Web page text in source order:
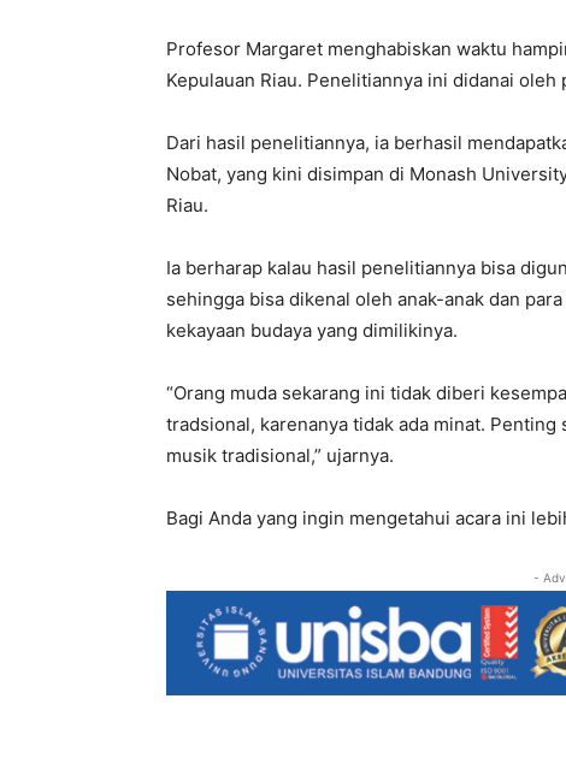
Profesor Margaret menghabiskan waktu
Kepulauan Riau. Penelitiannya ini didanai oleh
Dari hasil penelitiannya, ia berhasil
Nobat, yang kini disimpan di Monash
Riau.
Ia berharap kalau hasil penelitiannya bisa
sehingga bisa dikenal oleh anak-anak dan
kekayaan budaya yang dimilikinya.
“Orang muda sekarang ini tidak diberi
tradsional, karenanya tidak ada minat.
musik tradisional,” ujarnya.
Bagi Anda yang ingin mengetahui acara ini
-